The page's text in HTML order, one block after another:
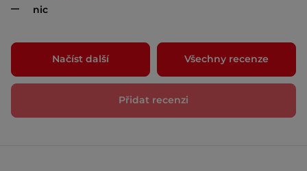
nic
Načíst další Všechny recenze
Přidat recenzi